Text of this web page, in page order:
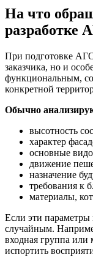
На что
разработке
При подготовке
заказчика, но и
функциональным,
конкретной
Обычно
высотность
характер
основные
движение
назначение
требования к
материалы,
Если эти параметры
случайным.
входная группа
испортить